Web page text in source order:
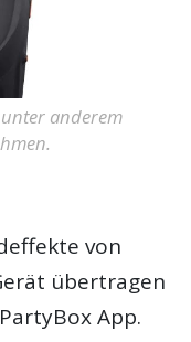
anderem
von
übertragen
App.